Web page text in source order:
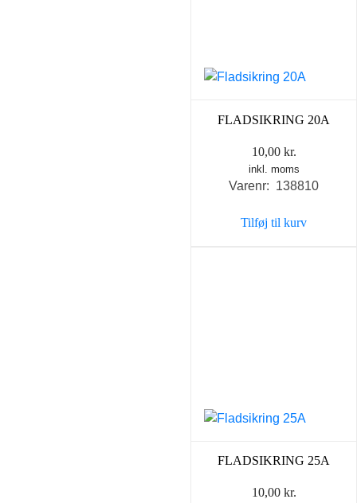
FLADSIKRING 20A
10,00 kr.
inkl. moms
Varenr: 138810
Tilføj til kurv
FLADSIKRING 25A
10,00 kr.